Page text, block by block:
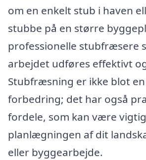
om en enkelt stub i haven
stubbe på en større
professionelle stubfræsere
arbejdet udføres effektivt
Stubfræsning er ikke blot
forbedring; det har også
fordele, som kan være
planlægningen af dit
eller byggearbejde.